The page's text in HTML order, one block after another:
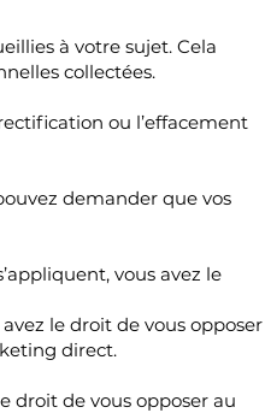
à votre sujet. Cela
collectées.
ou l’effacement
demander que vos
vous avez le
le droit de vous opposer
direct.
droit de vous opposer au